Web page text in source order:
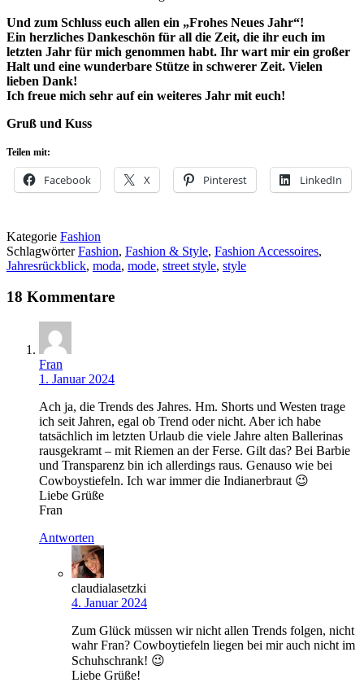
Und zum Schluss euch allen ein „Frohes Neues Jahr“!
Ein herzliches Dankeschön für all die Zeit, die ihr euch im
letzten Jahr für mich genommen habt. Ihr wart mir ein großer
Halt und eine wunderbare Stütze in schwerer Zeit. Vielen
lieben Dank!
Ich freue mich sehr auf ein weiteres Jahr mit euch!
Gruß und Kuss
Teilen mit:
Facebook X Pinterest LinkedIn
Kategorie Fashion
SchlagwörterFashion, Fashion & Style, Fashion Accessoires,
Jahresrückblick, moda, mode, street style, style
18 Kommentare
Fran
1. Januar 2024
Ach ja, die Trends des Jahres. Hm. Shorts und Westen trage
ich seit Jahren, egal ob Trend oder nicht. Aber ich habe
tatsächlich im letzten Urlaub die viele Jahre alten Ballerinas
rausgekramt – mit Riemen an der Ferse. Gilt das? Bei Barbie
und Transparenz bin ich allerdings raus. Genauso wie bei
Cowboystiefeln. Ich war immer die Indianerbraut 😉
Liebe Grüße
Fran
Antworten
claudialasetzki
4. Januar 2024
Zum Glück müssen wir nicht allen Trends folgen, nicht
wahr Fran? Cowboytiefeln liegen bei mir auch nicht im
Schuhschrank! 😉
Liebe Grüße!